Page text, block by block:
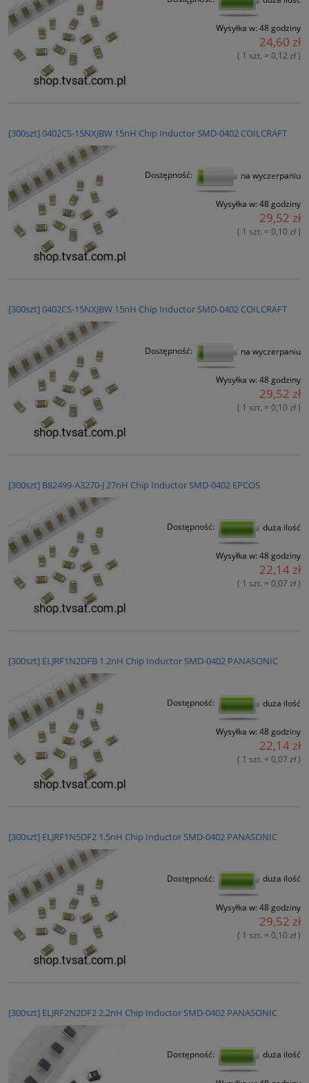
Wysyłka w: 48 godziny
24,60 zł
( 1 szt. = 0,12 zł )
[300szt] 0402CS-15NXJBW 15nH Chip Inductor SMD-0402 COILCRAFT
Dostępność: na wyczerpaniu
Wysyłka w: 48 godziny
29,52 zł
( 1 szt. = 0,10 zł )
[300szt] 0402CS-15NXJBW 15nH Chip Inductor SMD-0402 COILCRAFT
Dostępność: na wyczerpaniu
Wysyłka w: 48 godziny
29,52 zł
( 1 szt. = 0,10 zł )
[300szt] B82499-A3270-J 27nH Chip Inductor SMD-0402 EPCOS
Dostępność: duża ilość
Wysyłka w: 48 godziny
22,14 zł
( 1 szt. = 0,07 zł )
[300szt] ELJRF1N2DFB 1.2nH Chip Inductor SMD-0402 PANASONIC
Dostępność: duża ilość
Wysyłka w: 48 godziny
22,14 zł
( 1 szt. = 0,07 zł )
[300szt] ELJRF1N5DF2 1.5nH Chip Inductor SMD-0402 PANASONIC
Dostępność: duża ilość
Wysyłka w: 48 godziny
29,52 zł
( 1 szt. = 0,10 zł )
[300szt] ELJRF2N2DF2 2.2nH Chip Inductor SMD-0402 PANASONIC
Dostępność: duża ilość